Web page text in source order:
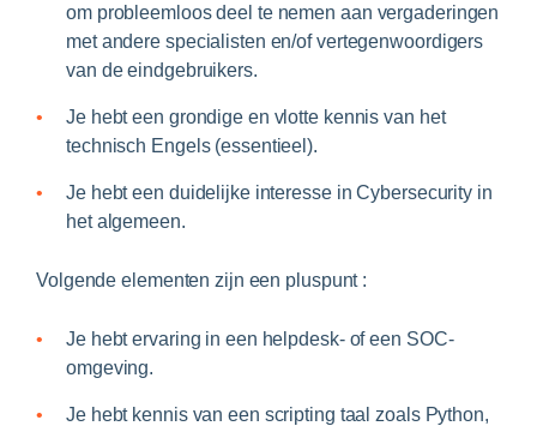
om probleemloos deel te nemen aan vergaderingen
met andere specialisten en/of vertegenwoordigers
van de eindgebruikers.
Je hebt een grondige en vlotte kennis van het
technisch Engels (essentieel).
Je hebt een duidelijke interesse in Cybersecurity in
het algemeen.
Volgende elementen zijn een pluspunt :
Je hebt ervaring in een helpdesk- of een SOC-
omgeving.
Je hebt kennis van een scripting taal zoals Python,